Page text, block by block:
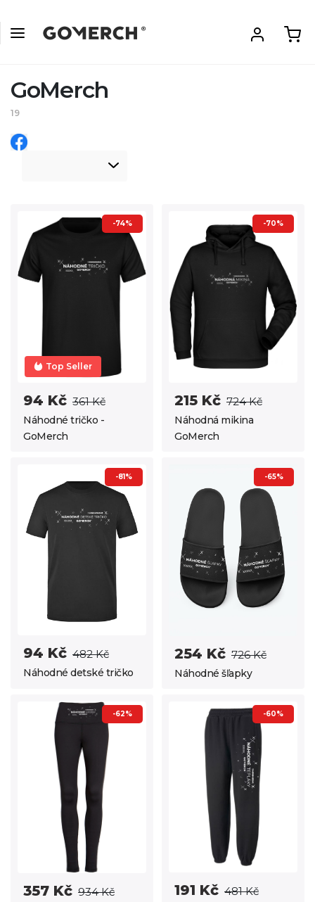
GoMerch
19
Top Seller
94 Kč 361 Kč
Náhodné tričko -
GoMerch
-74%
215 Kč 724 Kč
Náhodná mikina
GoMerch
-70%
94 Kč 482 Kč
Náhodné detské tričko
-81%
254 Kč 726 Kč
Náhodné šľapky
-65%
357 Kč 934 Kč
-62%
191 Kč 481 Kč
-60%